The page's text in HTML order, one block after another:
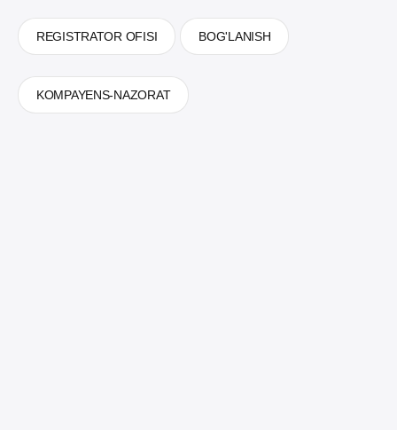
REGISTRATOR OFISI BOG'LANISH
KOMPAYENS-NAZORAT